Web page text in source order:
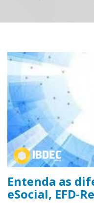
Entenda as
eSocial, EFD-